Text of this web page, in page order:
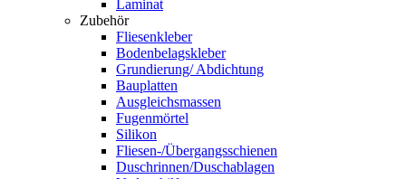
Laminat
Zubehör
Fliesenkleber
Bodenbelagskleber
Grundierung/ Abdichtung
Bauplatten
Ausgleichsmassen
Fugenmörtel
Silikon
Fliesen-/Übergangsschienen
Duschrinnen/Duschablagen